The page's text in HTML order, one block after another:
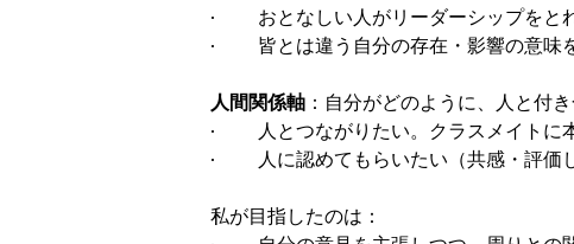
· おとなしい人がリーダーシップをとれ
· 皆とは違う自分の存在・影響の意味を
人間関係軸 ：自分がどのように、人と付
· 人とつながりたい。クラスメイトに本
· 人に認めてもらいたい（共感・評価し
私が目指したのは：